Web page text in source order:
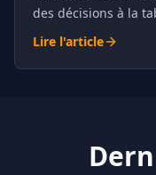
des décisions à la
Lire l'article